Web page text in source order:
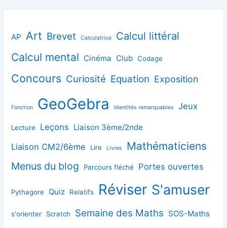
AP Art Brevet Calculatrice
Calcul littéral
Calcul mental Cinéma Club Codage
Concours Curiosité Equation Exposition
Fonction GeoGebra Identités remarquables Jeux
Lecture Leçons Liaison 3ème/2nde
Liaison CM2/6ème Lire Livres Mathématiciens
Menus du blog Parcours fléché Portes ouvertes
Pythagore Quiz Relatifs Réviser S'amuser
s'orienter Scratch Semaine des Maths SOS-Maths